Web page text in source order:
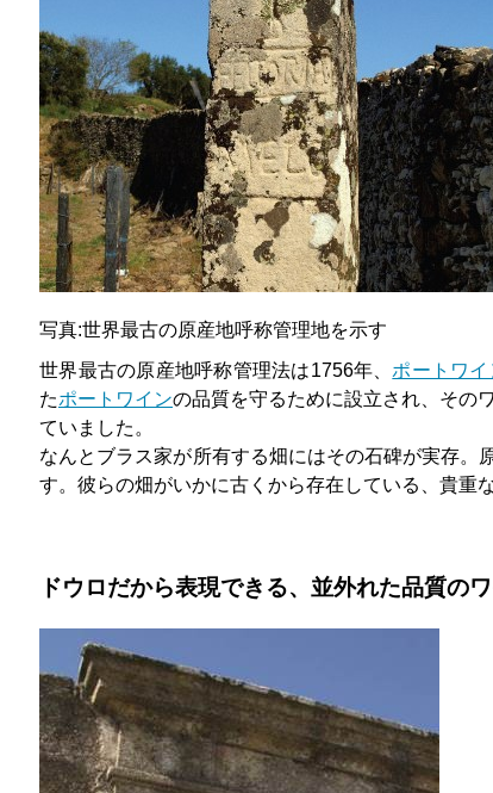
写真:世界最古の原産地呼称管理地を示す
世界最古の原産地呼称管理法は1756年、 ポートワイ
たポートワインの品質を守るために設立され、その
ていました。
なんとブラス家が所有する畑にはその石碑が実存
す。彼らの畑がいかに古くから存在している、貴重
ドウロだから表現できる、並外れた品質の